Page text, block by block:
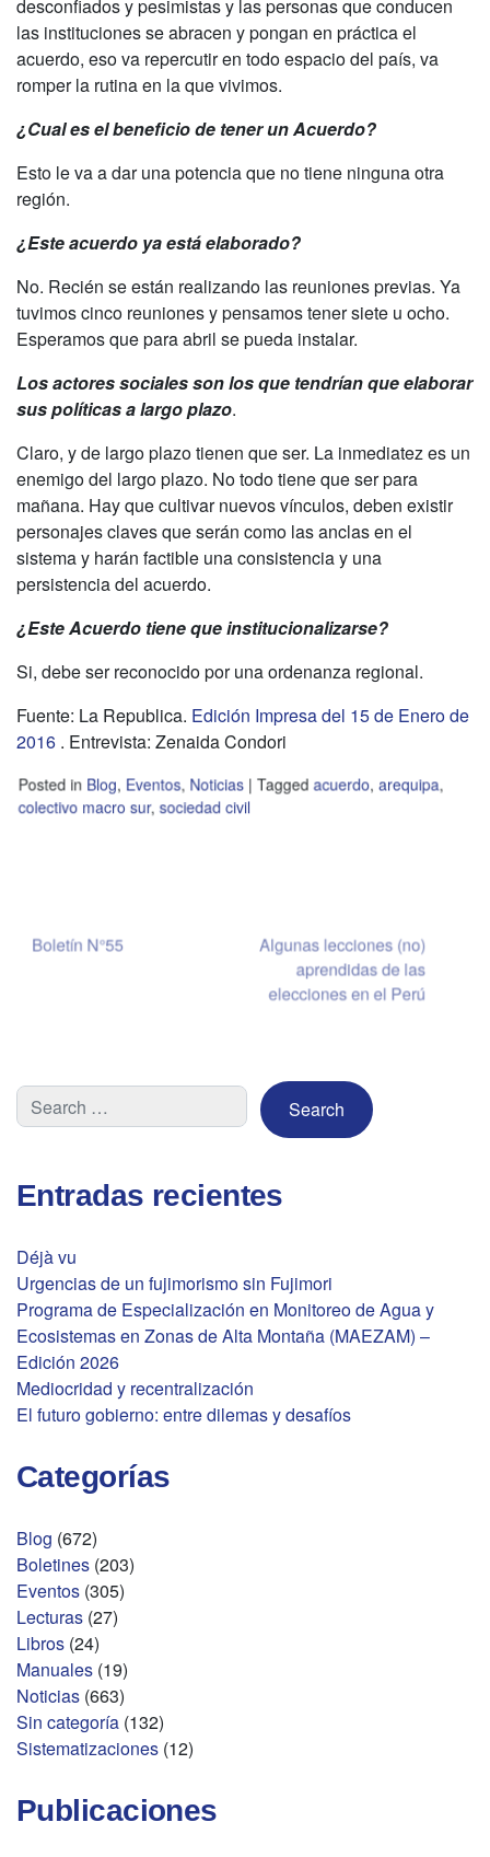
desconfiados y pesimistas y las personas que conducen
las instituciones se abracen y pongan en práctica el
acuerdo, eso va repercutir en todo espacio del país, va
romper la rutina en la que vivimos.
¿Cual es el beneficio de tener un Acuerdo?
Esto le va a dar una potencia que no tiene ninguna otra
región.
¿Este acuerdo ya está elaborado?
No. Recién se están realizando las reuniones previas. Ya
tuvimos cinco reuniones y pensamos tener siete u ocho.
Esperamos que para abril se pueda instalar.
Los actores sociales son los que tendrían que elaborar
sus políticas a largo plazo.
Claro, y de largo plazo tienen que ser. La inmediatez es un
enemigo del largo plazo. No todo tiene que ser para
mañana. Hay que cultivar nuevos vínculos, deben existir
personajes claves que serán como las anclas en el
sistema y harán factible una consistencia y una
persistencia del acuerdo.
¿Este Acuerdo tiene que institucionalizarse?
Si, debe ser reconocido por una ordenanza regional.
Fuente: La Republica. Edición Impresa del 15 de Enero de
2016 . Entrevista: Zenaida Condori
Posted in Blog, Eventos, Noticias | Taggedacuerdo,arequipa,
colectivo macro sur, sociedad civil
Navegación
Boletín N°55
Algunas lecciones (no)
aprendidas de las
elecciones en el Perú
Entradas recientes
Déjà vu
Urgencias de un fujimorismo sin Fujimori
Programa de Especialización en Monitoreo de Agua y
Ecosistemas en Zonas de Alta Montaña (MAEZAM) –
Edición 2026
Mediocridad y recentralización
El futuro gobierno: entre dilemas y desafíos
Categorías
Blog (672)
Boletines (203)
Eventos (305)
Lecturas (27)
Libros (24)
Manuales (19)
Noticias (663)
Sin categoría (132)
Sistematizaciones (12)
Publicaciones